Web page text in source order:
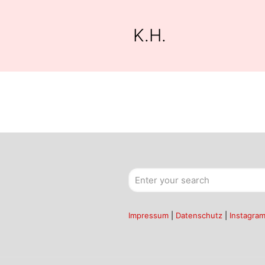
K.H.
Impressum Datenschutz Instagram